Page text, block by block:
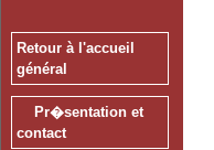
Retour à l'accueil
général
Pr�sentation et
contact